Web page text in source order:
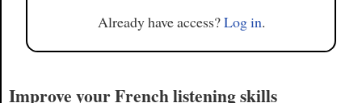
Already have access?Log in.
Improve your French listening skills